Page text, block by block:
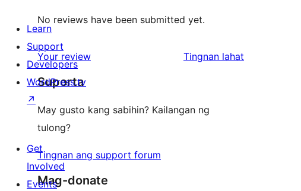
No reviews have been submitted yet.
Your review Tingnan lahat
Suporta
May gusto kang sabihin? Kailangan ng
tulong?
Tingnan ang support forum
Mag-donate
Learn
Support
Developers
WordPress.tv
↗
Get
Involved
Events